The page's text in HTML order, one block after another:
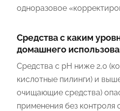
одноразовое
Средства с каким
домашнего
Средства с pH ниже 2,0
кислотные пилинги) и
очищающие средства)
применения без контроля